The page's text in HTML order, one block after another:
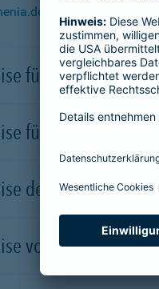
für Besucher der
für
der
von